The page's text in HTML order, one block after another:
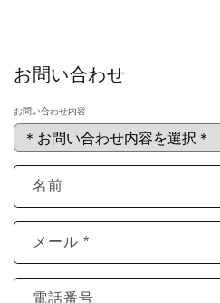
お問い合わせ
お問い合わせ内容
名前
メール *
電話番号